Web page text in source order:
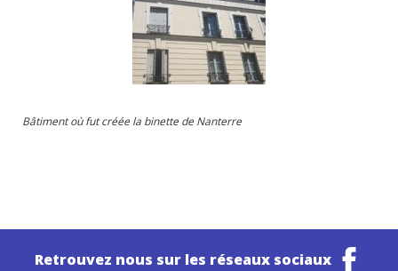
Bâtiment où fut créée la binette de Nanterre
Retrouvez nous sur les réseaux sociaux